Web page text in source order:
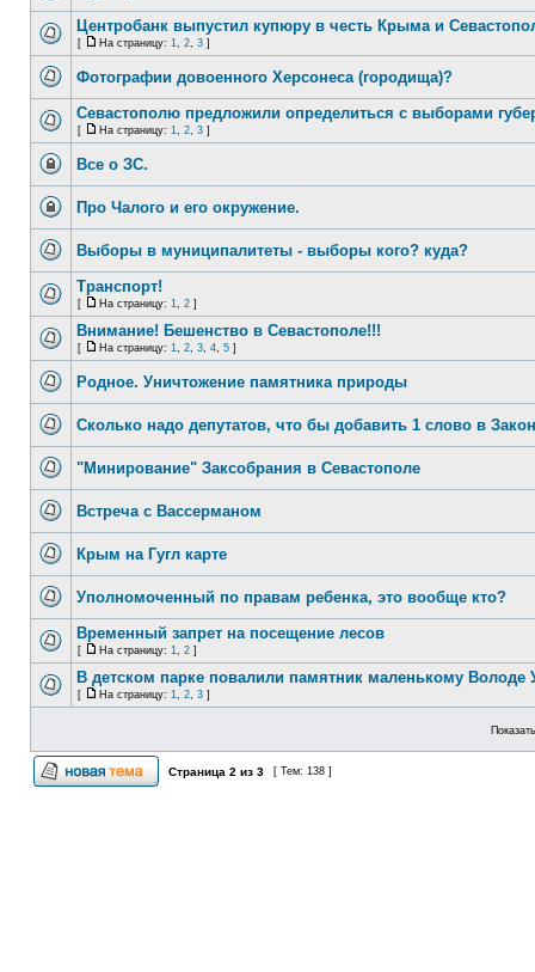
Центробанк выпустил купюру в честь Крыма и
[ На страницу: 1, 2, 3 ]
Фотографии довоенного Херсонеса (городища)?
Севастополю предложили определиться с выборами
[ На страницу: 1, 2, 3 ]
Все о ЗС.
Про Чалого и его окружение.
Выборы в муниципалитеты - выборы кого? куда?
Транспорт!
[ На страницу: 1, 2 ]
Внимание! Бешенство в Севастополе!!!
[ На страницу: 1, 2, 3, 4, 5 ]
Родное. Уничтожение памятника природы
Сколько надо депутатов, что бы добавить 1 слово в Закон
"Минирование" Заксобрания в Севастополе
Встреча с Вассерманом
Крым на Гугл карте
Уполномоченный по правам ребенка, это вообще кто?
Временный запрет на посещение лесов
[ На страницу: 1, 2 ]
В детском парке повалили памятник маленькому Володе
[ На страницу: 1, 2, 3 ]
Страница 2 из 3 [ Тем: 138 ]